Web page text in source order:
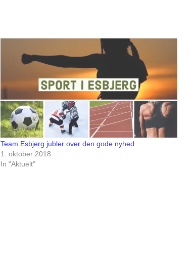
Team Esbjerg jubler over den gode nyhed
1. oktober 2018
In "Aktuelt"